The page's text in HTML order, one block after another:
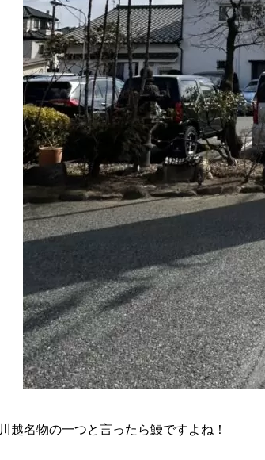
川越名物の一つと言ったら鰻ですよね！